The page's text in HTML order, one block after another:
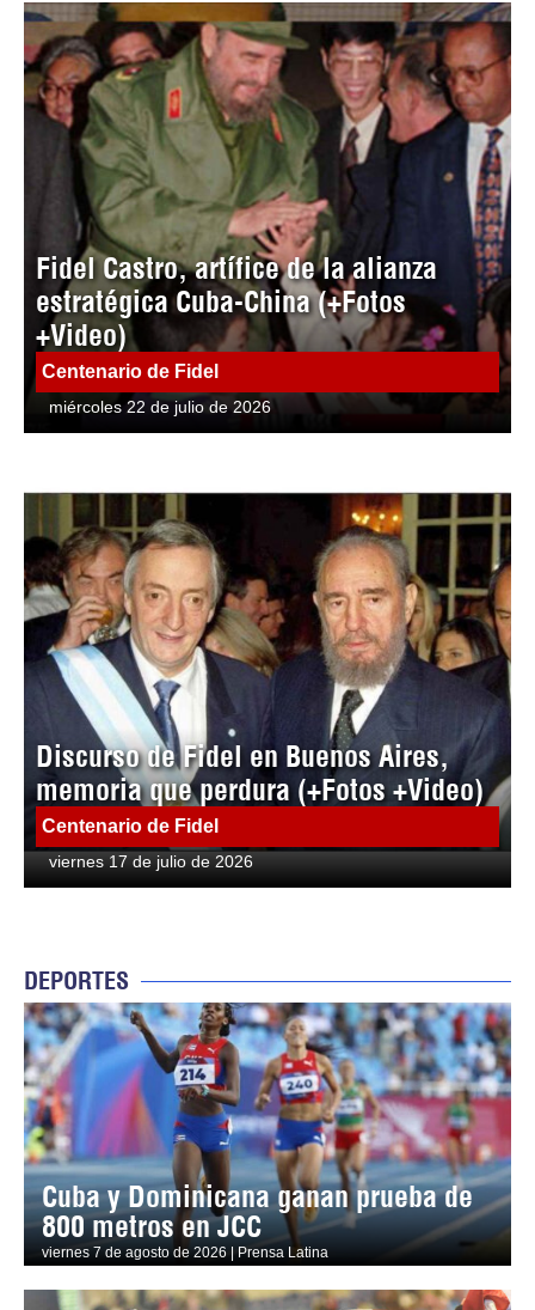
Fidel Castro, artífice de la alianza
estratégica Cuba-China (+Fotos
+Video)
Centenario de Fidel
miércoles 22 de julio de 2026
Discurso de Fidel en Buenos Aires,
memoria que perdura (+Fotos +Video)
Centenario de Fidel
viernes 17 de julio de 2026
DEPORTES
Cuba y Dominicana ganan prueba de
800 metros en JCC
viernes 7 de agosto de 2026 | Prensa Latina